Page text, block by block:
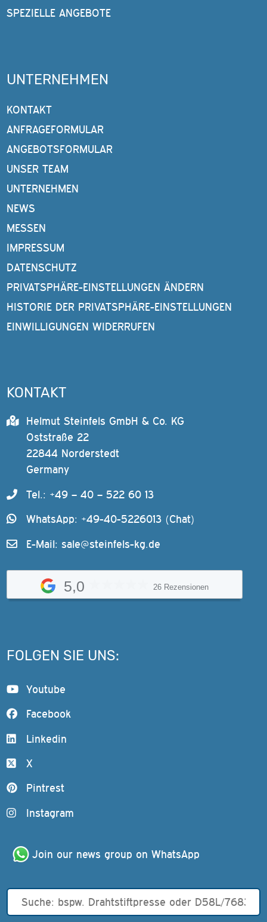
SPEZIELLE ANGEBOTE
UNTERNEHMEN
KONTAKT
ANFRAGEFORMULAR
ANGEBOTSFORMULAR
UNSER TEAM
UNTERNEHMEN
NEWS
MESSEN
IMPRESSUM
DATENSCHUTZ
PRIVATSPHÄRE-EINSTELLUNGEN ÄNDERN
HISTORIE DER PRIVATSPHÄRE-EINSTELLUNGEN
EINWILLIGUNGEN WIDERRUFEN
KONTAKT
Helmut Steinfels GmbH & Co. KG
Oststraße 22
22844 Norderstedt
Germany
Tel.: +49 – 40 – 522 60 13
WhatsApp: +49-40-5226013 (Chat)
E-Mail: sale@steinfels-kg.de
5,0 26 Rezensionen
FOLGEN SIE UNS:
Youtube
Facebook
Linkedin
X
Pintrest
Instagram
Join our news group on WhatsApp